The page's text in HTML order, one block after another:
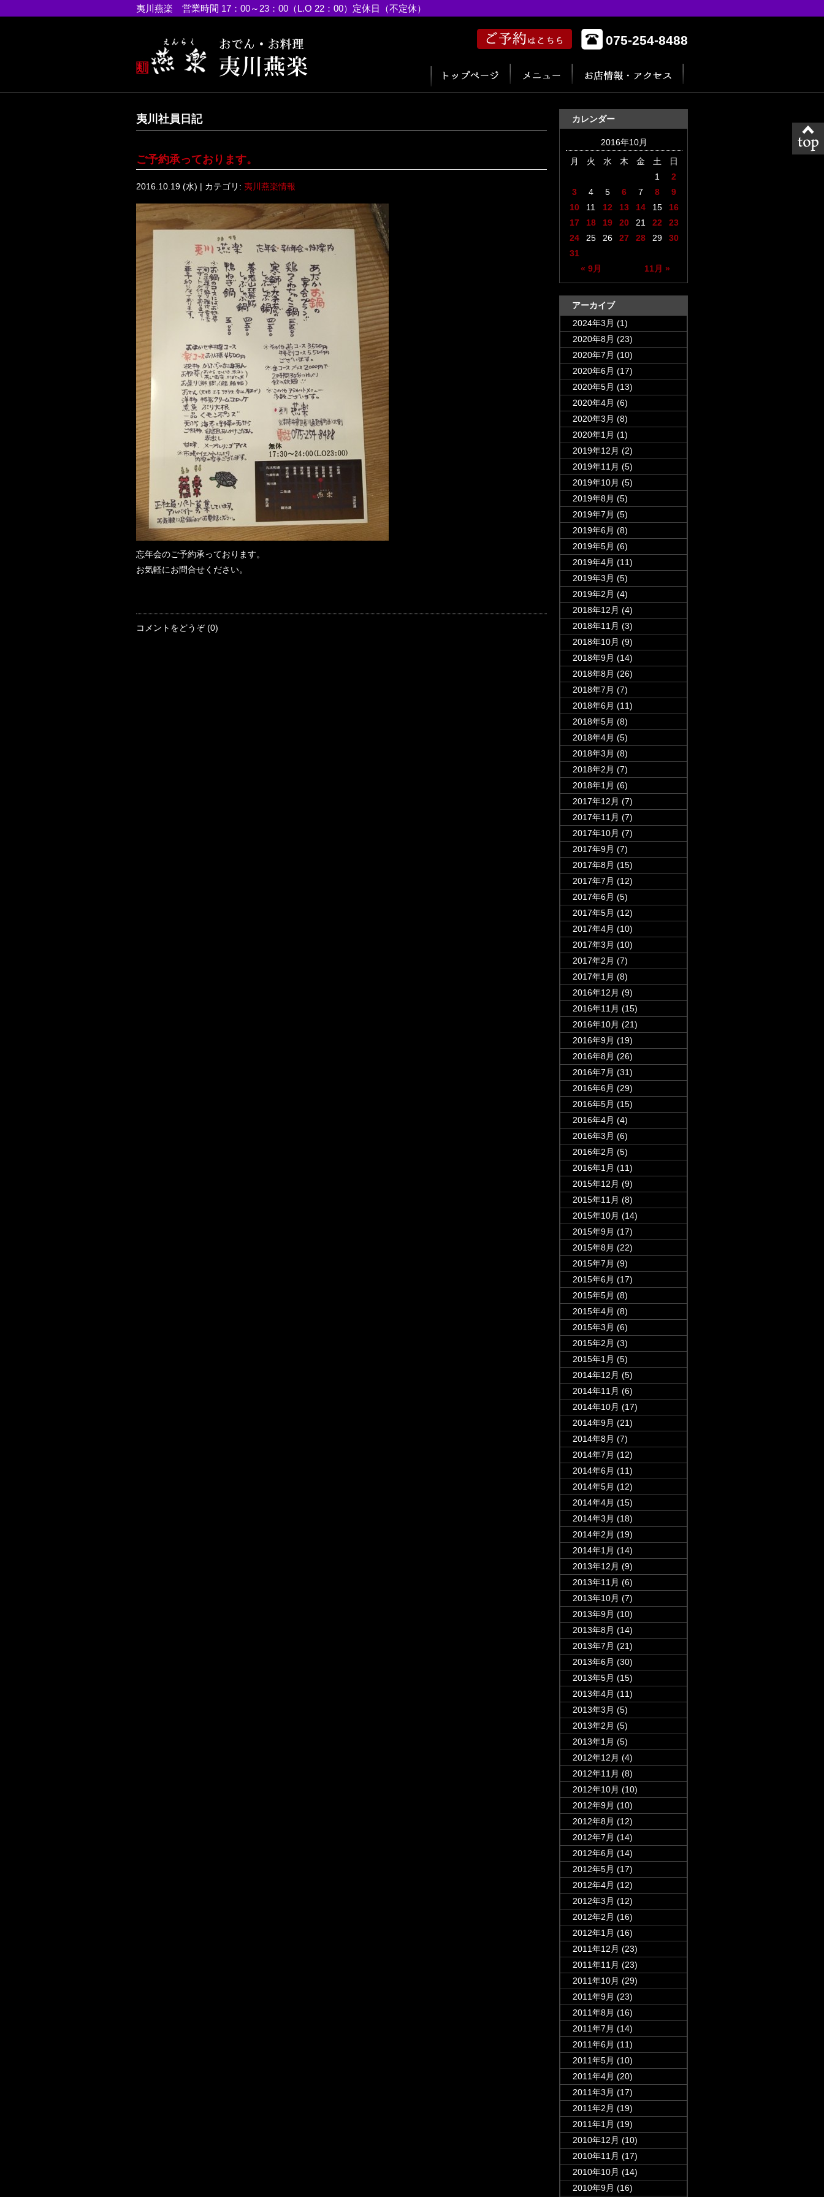
夷川燕楽 営業時間 17：00～23：00（L.O 22：00）定休日（不定休）
075-254-8488
夷川社員日記
ご予約承っております。
2016.10.19 (水) | カテゴリ: 夷川燕楽情報
忘年会のご予約承っております。
お気軽にお問合せください。
コメントをどうぞ (0)
カレンダー
2016年10月
月
火 水 木 金 土 日
« 9月 11月 »
1
2
3
4 5 6 7 8
9
10
11 12 13 14 15
16
17
18 19 20 21 22
23
24
25 26 27 28 29
30
31
アーカイブ
2024年3月 (1)
2020年8月 (23)
2020年7月 (10)
2020年6月 (17)
2020年5月 (13)
2020年4月 (6)
2020年3月 (8)
2020年1月 (1)
2019年12月 (2)
2019年11月 (5)
2019年10月 (5)
2019年8月 (5)
2019年7月 (5)
2019年6月 (8)
2019年5月 (6)
2019年4月 (11)
2019年3月 (5)
2019年2月 (4)
2018年12月 (4)
2018年11月 (3)
2018年10月 (9)
2018年9月 (14)
2018年8月 (26)
2018年7月 (7)
2018年6月 (11)
2018年5月 (8)
2018年4月 (5)
2018年3月 (8)
2018年2月 (7)
2018年1月 (6)
2017年12月 (7)
2017年11月 (7)
2017年10月 (7)
2017年9月 (7)
2017年8月 (15)
2017年7月 (12)
2017年6月 (5)
2017年5月 (12)
2017年4月 (10)
2017年3月 (10)
2017年2月 (7)
2017年1月 (8)
2016年12月 (9)
2016年11月 (15)
2016年10月 (21)
2016年9月 (19)
2016年8月 (26)
2016年7月 (31)
2016年6月 (29)
2016年5月 (15)
2016年4月 (4)
2016年3月 (6)
2016年2月 (5)
2016年1月 (11)
2015年12月 (9)
2015年11月 (8)
2015年10月 (14)
2015年9月 (17)
2015年8月 (22)
2015年7月 (9)
2015年6月 (17)
2015年5月 (8)
2015年4月 (8)
2015年3月 (6)
2015年2月 (3)
2015年1月 (5)
2014年12月 (5)
2014年11月 (6)
2014年10月 (17)
2014年9月 (21)
2014年8月 (7)
2014年7月 (12)
2014年6月 (11)
2014年5月 (12)
2014年4月 (15)
2014年3月 (18)
2014年2月 (19)
2014年1月 (14)
2013年12月 (9)
2013年11月 (6)
2013年10月 (7)
2013年9月 (10)
2013年8月 (14)
2013年7月 (21)
2013年6月 (30)
2013年5月 (15)
2013年4月 (11)
2013年3月 (5)
2013年2月 (5)
2013年1月 (5)
2012年12月 (4)
2012年11月 (8)
2012年10月 (10)
2012年9月 (10)
2012年8月 (12)
2012年7月 (14)
2012年6月 (14)
2012年5月 (17)
2012年4月 (12)
2012年3月 (12)
2012年2月 (16)
2012年1月 (16)
2011年12月 (23)
2011年11月 (23)
2011年10月 (29)
2011年9月 (23)
2011年8月 (16)
2011年7月 (14)
2011年6月 (11)
2011年5月 (10)
2011年4月 (20)
2011年3月 (17)
2011年2月 (19)
2011年1月 (19)
2010年12月 (10)
2010年11月 (17)
2010年10月 (14)
2010年9月 (16)